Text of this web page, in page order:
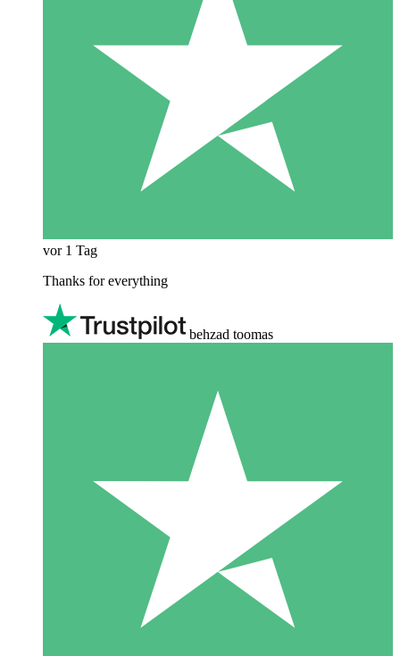
vor 1 Tag
Thanks for everything
behzad toomas